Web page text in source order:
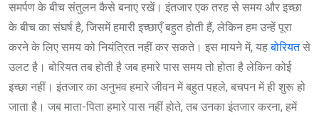
समर्पण के बीच संतुलन कैसे बनाए रखें। इंतजार एक तरह से समय और इच्छा
के बीच का संघर्ष है, जिसमें हमारी इच्छाएँ बहुत होती हैं, लेकिन हम उन्हें पूरा
करने के लिए समय को नियंत्रित नहीं कर सकते। इस मायने में, यहबोरियतसे
उलट है। बोरियत तब होती है जब हमारे पास समय तो होता है लेकिन कोई
इच्छा नहीं। इंतजार का अनुभव हमारे जीवन में बहुत पहले, बचपन में ही शुरू हो
जाता है। जब माता-पिता हमारे पास नहीं होते, तब उनका इंतजार करना, हमें